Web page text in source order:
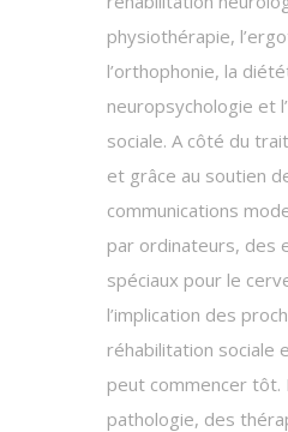
physiothérapie,
l’orthophonie, la
neuropsychologie et
sociale. A côté du
et grâce au soutien
communications
par ordinateurs, des
spéciaux pour le
l’implication des
réhabilitation sociale
peut commencer tôt.
pathologie, des